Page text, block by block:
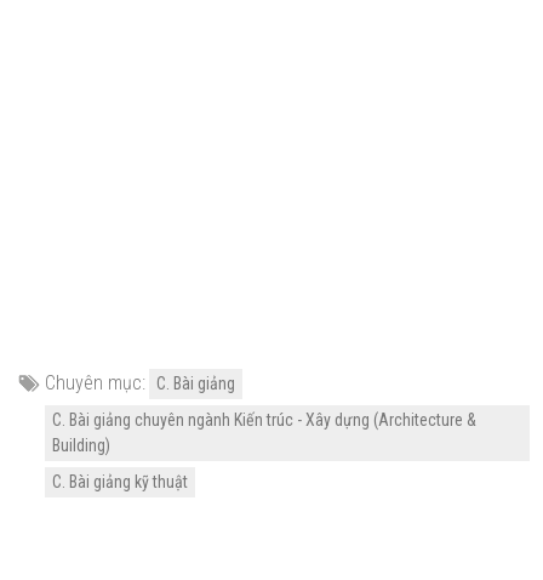
Chuyên mục:
C. Bài giảng
C. Bài giảng chuyên ngành Kiến trúc - Xây dựng (Architecture &
Building)
C. Bài giảng kỹ thuật